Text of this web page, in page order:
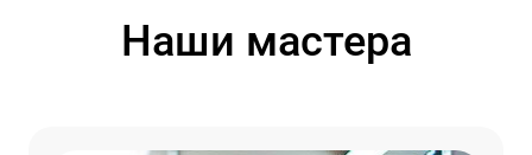
Наши мастера